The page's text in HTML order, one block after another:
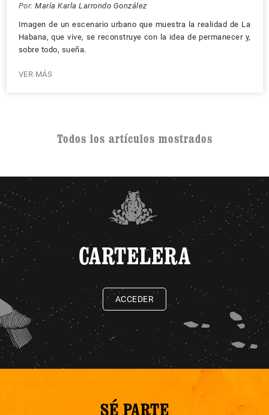
Por: María Karla Larrondo González
Imagen de un escenario urbano que muestra la realidad de La
Habana, que vive, se reconstruye con la idea de permanecer y,
sobre todo, sueña.
VER MÁS
Todos los artículos mostrados
CARTELERA
ACCEDER
SÉ PARTE